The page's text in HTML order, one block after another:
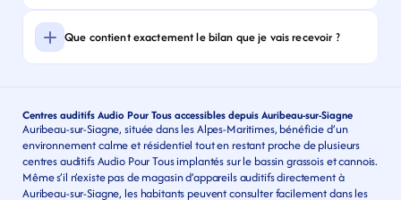
Que contient exactement le bilan que je vais recevoir ?
Centres auditifs Audio Pour Tous accessibles depuis Auribeau-sur-Siagne
Auribeau-sur-Siagne, située dans les Alpes-Maritimes, bénéficie d’un
environnement calme et résidentiel tout en restant proche de plusieurs
centres auditifs Audio Pour Tous implantés sur le bassin grassois et cannois.
Même s’il n’existe pas de magasin d’appareils auditifs directement à
Auribeau-sur-Siagne, les habitants peuvent consulter facilement dans les